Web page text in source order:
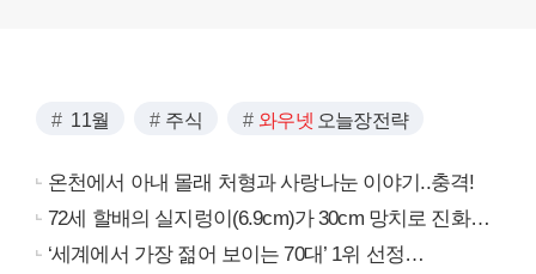
11월 주식 와우넷 오늘장전략
온천에서 아내 몰래 처형과 사랑나눈 이야기..충격!
72세 할배의 실지렁이(6.9cm)가 30cm 망치로 진화…
‘세계에서 가장 젊어 보이는 70대’ 1위 선정…